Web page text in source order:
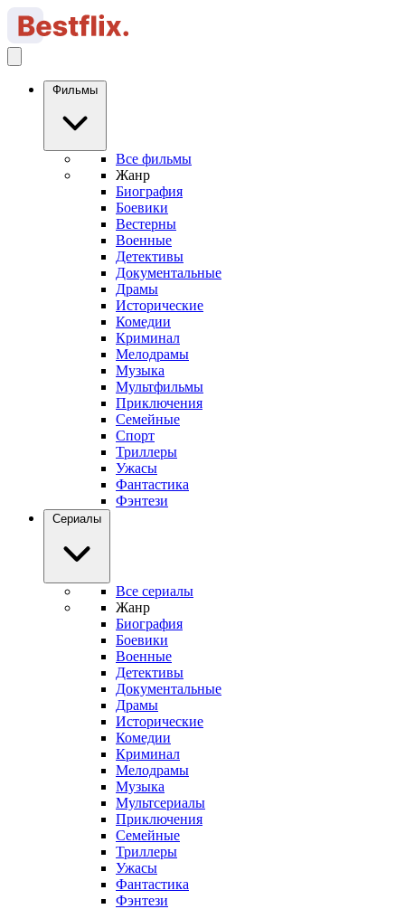
Фильмы
Все фильмы
Жанр
Биография
Боевики
Вестерны
Военные
Детективы
Документальные
Драмы
Исторические
Комедии
Криминал
Мелодрамы
Музыка
Мультфильмы
Приключения
Семейные
Спорт
Триллеры
Ужасы
Фантастика
Фэнтези
Сериалы
Все сериалы
Жанр
Биография
Боевики
Военные
Детективы
Документальные
Драмы
Исторические
Комедии
Криминал
Мелодрамы
Музыка
Мультсериалы
Приключения
Семейные
Триллеры
Ужасы
Фантастика
Фэнтези